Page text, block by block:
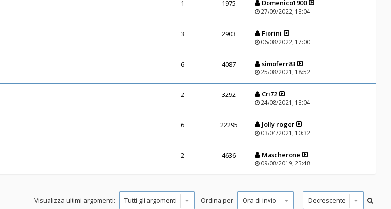
1 1975 Domenico1900
27/09/2022, 13:04
3 2903 Fiorini
06/08/2022, 17:00
6 4087 simoferr83
25/08/2021, 18:52
2 3292 Cri72
24/08/2021, 13:04
6 22295 Jolly roger
03/04/2021, 10:32
2 4636 Mascherone
09/08/2019, 23:48
Visualizza ultimi argomenti: Ordina per